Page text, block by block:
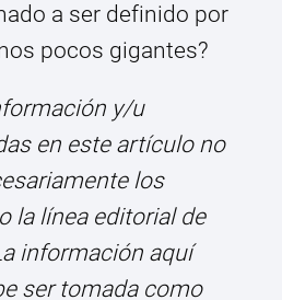
a ser definido por
pocos gigantes?
y/u
en este artículo no
los
la línea editorial de
información aquí
ser tomada como